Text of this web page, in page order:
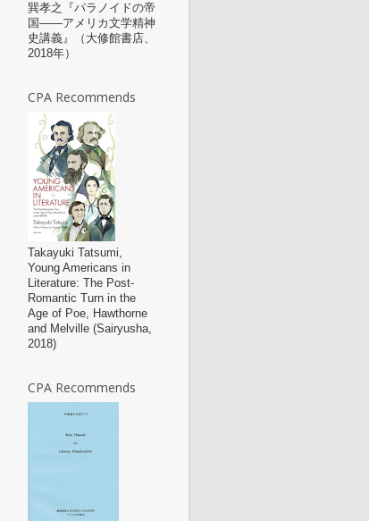
巽孝之『パラノイドの帝
国――アメリカ文学精神
史講義』（大修館書店、
2018年）
CPA Recommends
Takayuki Tatsumi,
Young Americans in
Literature: The Post-
Romantic Turn in the
Age of Poe, Hawthorne
and Melville (Sairyusha,
2018)
CPA Recommends